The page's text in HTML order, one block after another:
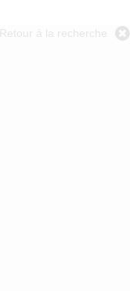
Retour à la recherche